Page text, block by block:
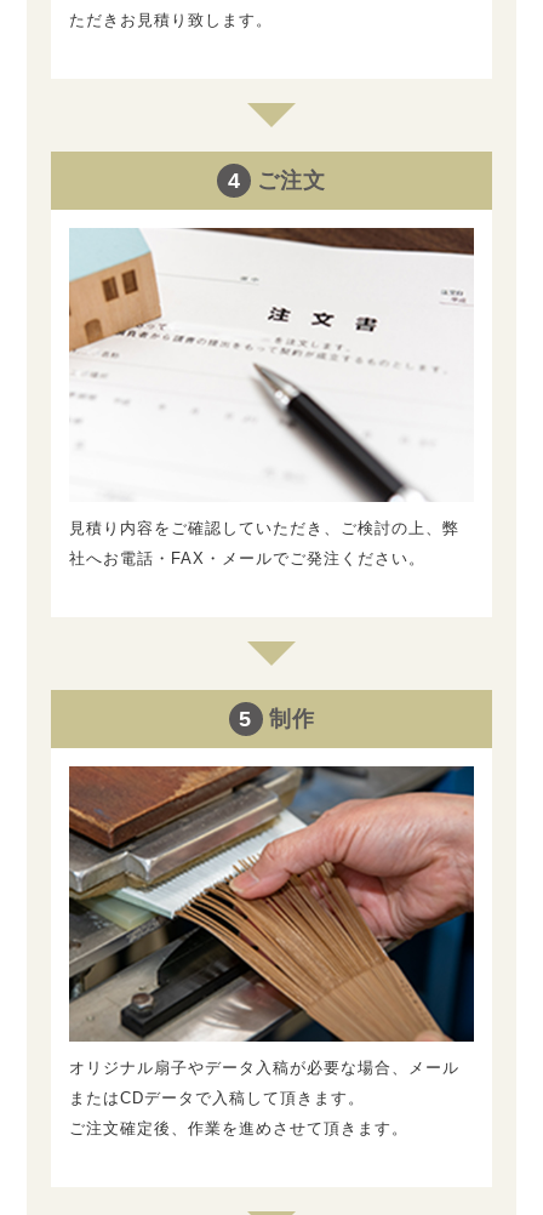
ただきお見積り致します。
4 ご注文
見積り内容をご確認していただき、ご検討の上、弊
社へお電話・FAX・メールでご発注ください。
5 制作
オリジナル扇子やデータ入稿が必要な場合、メール
またはCDデータで入稿して頂きます。
ご注文確定後、作業を進めさせて頂きます。